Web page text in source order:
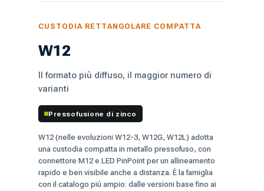
CUSTODIA RETTANGOLARE COMPATTA
W12
Il formato più diffuso, il maggior numero di
varianti
Pressofusione di zinco
W12 (nelle evoluzioni W12-3, W12G, W12L) adotta
una custodia compatta in metallo pressofuso, con
connettore M12 e LED PinPoint per un allineamento
rapido e ben visibile anche a distanza. È la famiglia
con il catalogo più ampio: dalle versioni base fino ai